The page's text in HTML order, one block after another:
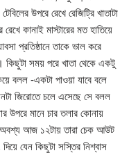
উপরে রেখে রেজিট্রি খাতাটা
কানাই মাস্টারের মত হাতিয়ে
প্রতিষ্ঠানে তাকে ভাল করে
কিছুটা সময় পরে খাতা থেকে একটু
বলল -একটা পাওয়া যাবে বলে
জিরোতে চলে এসেছে সে বলল
মানে চার তলার কোনায়
অবশ্য আজ ১২টায় তারা চেক আউট
যেন কিছুটা সস্তির নিশ্বাস